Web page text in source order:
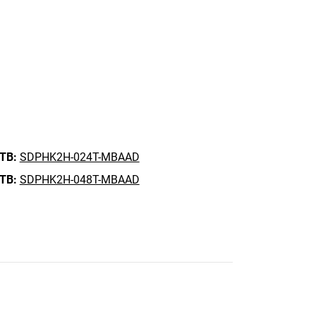
SDPHK2H-024T-MBAAD
SDPHK2H-048T-MBAAD